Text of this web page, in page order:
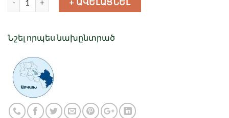
Նշել որպես նախընտրած